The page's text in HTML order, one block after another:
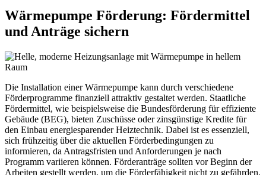
Wärmepumpe Förderung: Fördermittel
und Anträge sichern
Die Installation einer Wärmepumpe kann durch verschiedene
Förderprogramme finanziell attraktiv gestaltet werden. Staatliche
Fördermittel, wie beispielsweise die Bundesförderung für effiziente
Gebäude (BEG), bieten Zuschüsse oder zinsgünstige Kredite für
den Einbau energiesparender Heiztechnik. Dabei ist es essenziell,
sich frühzeitig über die aktuellen Förderbedingungen zu
informieren, da Antragsfristen und Anforderungen je nach
Programm variieren können. Förderanträge sollten vor Beginn der
Arbeiten gestellt werden, um die Förderfähigkeit nicht zu gefährden.